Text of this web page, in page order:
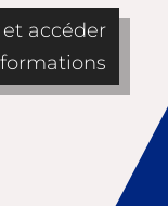
accéder